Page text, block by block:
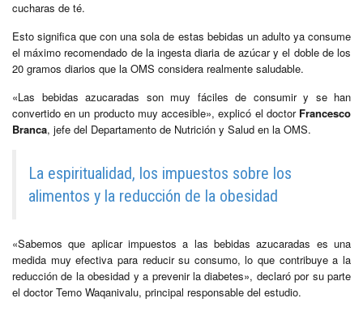
cucharas de té.
Esto significa que con una sola de estas bebidas un adulto ya consume
el máximo recomendado de la ingesta diaria de azúcar y el doble de los
20 gramos diarios que la OMS considera realmente saludable.
«Las bebidas azucaradas son muy fáciles de consumir y se han
convertido en un producto muy accesible», explicó el doctor Francesco
Branca, jefe del Departamento de Nutrición y Salud en la OMS.
La espiritualidad, los impuestos sobre los
alimentos y la reducción de la obesidad
«Sabemos que aplicar impuestos a las bebidas azucaradas es una
medida muy efectiva para reducir su consumo, lo que contribuye a la
reducción de la obesidad y a prevenir la diabetes», declaró por su parte
el doctor Temo Waqanivalu, principal responsable del estudio.